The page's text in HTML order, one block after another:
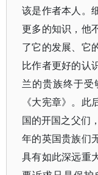
该是作者本人。
更多的知识，他
了它的发展、它
比作者更好的认
兰的贵族终于
《大宪章》。
国的开国之父们
年的英国贵族们
具有如此深远重